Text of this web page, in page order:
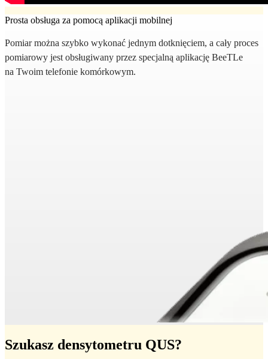
Prosta obsługa za pomocą aplikacji mobilnej
Pomiar można szybko wykonać jednym dotknięciem, a cały proces
pomiarowy jest obsługiwany przez specjalną aplikację BeeTLe
na Twoim telefonie komórkowym.
Szukasz densytometru QUS?